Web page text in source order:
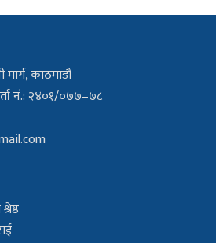
काठमाडौं
नं.: २४०१/०७७–७८